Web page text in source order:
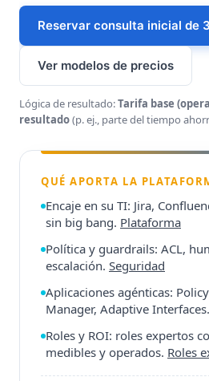
Reservar consulta inicial de
Ver modelos de precios
Lógica de resultado:Tarifa base
resultado(p. ej., parte del tiempo
QUÉ APORTA LA
Encaje en su TI: Jira,
sin big bang. Plataforma
Política y guardrails: ACL,
escalación. Seguridad
Aplicaciones agénticas:
Manager, Adaptive Interfaces.
Roles y ROI: roles expertos
medibles y operados. Roles